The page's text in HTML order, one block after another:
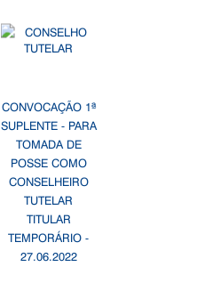
CONVOCAÇÃO 1ª
SUPLENTE - PARA
TOMADA DE
POSSE COMO
CONSELHEIRO
TUTELAR
TITULAR
TEMPORÁRIO -
27.06.2022